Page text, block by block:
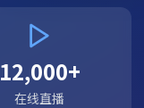
12,000+
在线直播